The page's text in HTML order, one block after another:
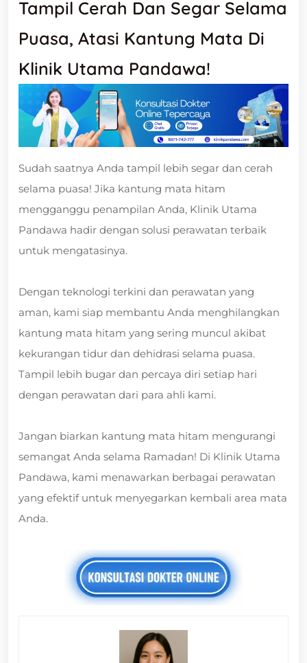
Tampil Cerah Dan Segar Selama
Puasa, Atasi Kantung Mata Di
Klinik Utama Pandawa!
Sudah saatnya Anda tampil lebih segar dan cerah
selama puasa! Jika kantung mata hitam
mengganggu penampilan Anda, Klinik Utama
Pandawa hadir dengan solusi perawatan terbaik
untuk mengatasinya.
Dengan teknologi terkini dan perawatan yang
aman, kami siap membantu Anda menghilangkan
kantung mata hitam yang sering muncul akibat
kekurangan tidur dan dehidrasi selama puasa.
Tampil lebih bugar dan percaya diri setiap hari
dengan perawatan dari para ahli kami.
Jangan biarkan kantung mata hitam mengurangi
semangat Anda selama Ramadan! Di Klinik Utama
Pandawa, kami menawarkan berbagai perawatan
yang efektif untuk menyegarkan kembali area mata
Anda.